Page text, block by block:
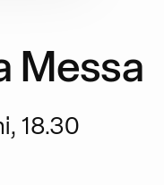
Messa
18.30